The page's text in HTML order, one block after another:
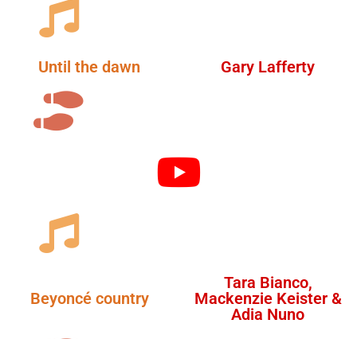
Until the dawn Gary Lafferty
Beyoncé country
Tara Bianco,
Mackenzie Keister &
Adia Nuno